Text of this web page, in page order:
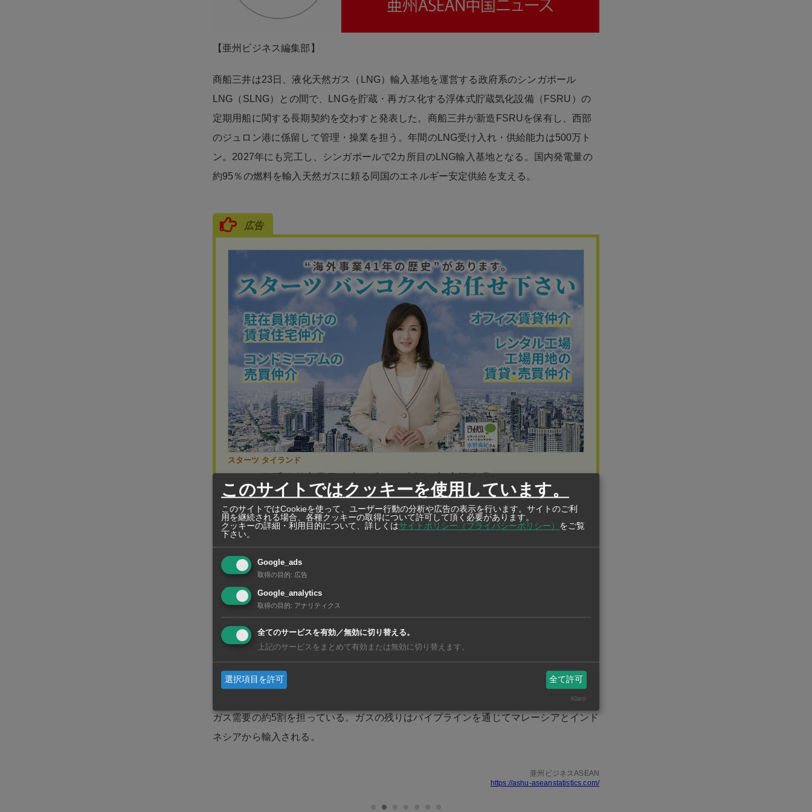
【亜州ビジネス編集部】
商船三井は23日、液化天然ガス（LNG）輸入基地を運営する政府系のシンガポール
LNG（SLNG）との間で、LNGを貯蔵・再ガス化する浮体式貯蔵気化設備（FSRU）の
定期用船に関する長期契約を交わすと発表した。商船三井が新造FSRUを保有し、西部
のジュロン港に係留して管理・操業を担う。年間のLNG受け入れ・供給能力は500万ト
ン。2027年にも完工し、シンガポールで2カ所目のLNG輸入基地となる。国内発電量の
約95％の燃料を輸入天然ガスに頼る同国のエネルギー安定供給を支える。
広告
スターツ タイランド
タイの日系不動産業界の中で唯一、東証一部上場企業
世界21ヶ国34拠点 海外不動産のリーディングカンパニー スターツ
韓国造船大手のハンファオーシャンに建造を発注した。LNG貯蔵能力は20万立方メート
ル。ハンファは先月末、アジア地域の船主からFSRUを5454億ウォン（約600億円）で
受注し、27年10月までに完成させると発表しており、商船三井との契約とみられる。
商船三井はこれまでトルコや香港、インドネシアなどでFSRUの操業実績を積み重ねて
きた。最近ではポーランドでもFSRUの長期定期用船契約を交わしている。
シンガポールの既存の輸入基地は西部ジュロン島の陸上にあり、13年に商業運転を開始
した。受け入れ・供給能力は年1100万トン。年平均900万トンを供給し、国内の発電用
ガス需要の約5割を担っている。ガスの残りはパイプラインを通じてマレーシアとインド
ネシアから輸入される。
亜州ビジネスASEAN
https://ashu-aseanstatistics.com/
このサイトではクッキーを使用しています。
このサイトではCookieを使って、ユーザー行動の分析や広告の表示を行います。サイトのご利
用を継続される場合、各種クッキーの取得について許可して頂く必要があります。
クッキーの詳細・利用目的について、詳しくはサイトポリシー（プライバシーポリシー） をご覧
下さい。
Google_ads
取得の目的: 広告
Google_analytics
取得の目的: アナリティクス
全てのサービスを有効／無効に切り替える。
上記のサービスをまとめて有効または無効に切り替えます。
選択項目を許可 全て許可
Klaro